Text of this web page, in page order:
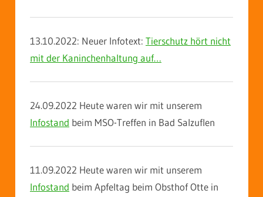
13.10.2022: Neuer Infotext: Tierschutz hört nicht
mit der Kaninchenhaltung auf…
24.09.2022 Heute waren wir mit unserem
Infostand beim MSO-Treffen in Bad Salzuflen
11.09.2022 Heute waren wir mit unserem
Infostand beim Apfeltag beim Obsthof Otte in